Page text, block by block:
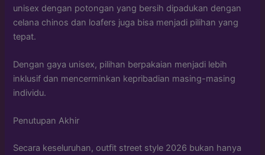
unisex dengan potongan yang bersih dipadukan dengan
celana chinos dan loafers juga bisa menjadi pilihan yang
tepat.
Dengan gaya unisex, pilihan berpakaian menjadi lebih
inklusif dan mencerminkan kepribadian masing-masing
individu.
Penutupan Akhir
Secara keseluruhan, outfit street style 2026 bukan hanya